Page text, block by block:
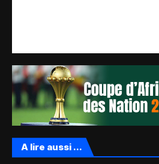
A lire aussi ...